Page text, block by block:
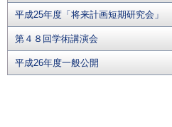
平成25年度「将来計画短期研究会」
第４８回学術講演会
平成26年度一般公開